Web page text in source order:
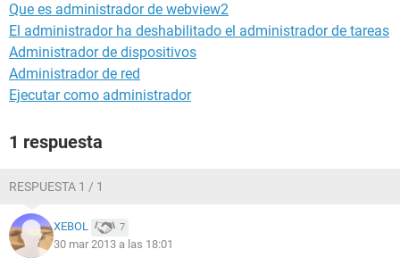
Que es administrador de webview2
El administrador ha deshabilitado el administrador de tareas
Administrador de dispositivos
Administrador de red
Ejecutar como administrador
1 respuesta
RESPUESTA 1 / 1
XEBOL 7
30 mar 2013 a las 18:01